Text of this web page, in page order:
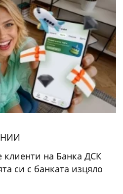
клиенти на Банка ДСК
си с банката изцяло